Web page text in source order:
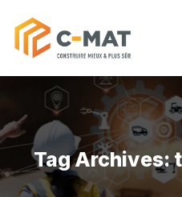
Tag Archives: